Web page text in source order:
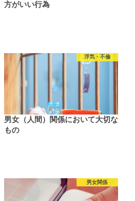
方がいい行為
浮気・不倫
男女（人間）関係において大切な
もの
男女関係